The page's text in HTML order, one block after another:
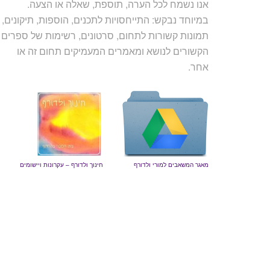
אנו נשמח לכל הערה, תוספת, שאלה או הצעה.
במיוחד נבקש: התייחסויות לתכנים, הוספות, תיקונים,
תמונות קשורות לתחום, סרטונים, רשימות של ספרים
הקשורים לנושא ומאמרים המעמיקים תחום זה או
אחר.
חינוך ולדורף – עקרונות ויישומים מאגר המשאבים למורי ולדורף